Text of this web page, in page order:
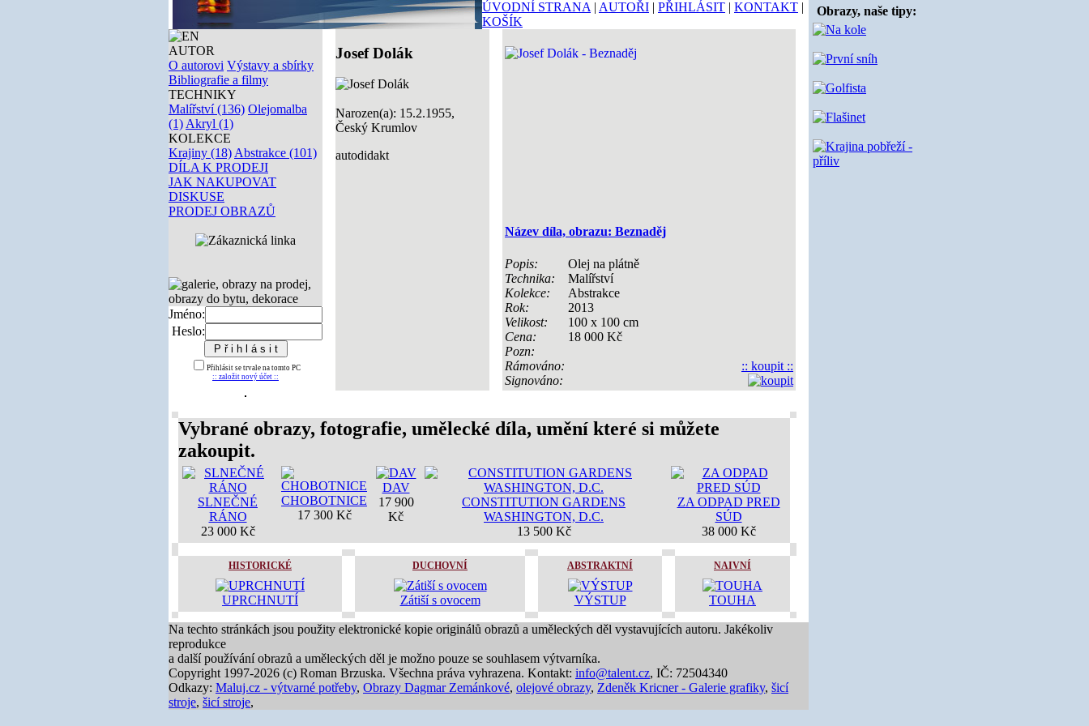
ÚVODNÍ STRANA | AUTOŘI | PŘIHLÁSIT | KONTAKT |
KOŠÍK
AUTOR
O autorovi Výstavy a sbírky
Bibliografie a filmy
TECHNIKY
Malířství (136) Olejomalba
(1) Akryl (1)
KOLEKCE
Krajiny (18) Abstrakce (101)
DÍLA K PRODEJI
JAK NAKUPOVAT
DISKUSE
PRODEJ OBRAZŮ
Jméno:
Heslo:
Přihlásit se trvale na tomto PC
:: založit nový účet ::
Josef Dolák
Narozen(a): 15.2.1955,
Český Krumlov
autodidakt
Název díla, obrazu: Beznaděj
Popis:
Olej na plátně
Technika:
Malířství
Kolekce:
Abstrakce
Rok:
2013
Velikost:
100 x 100 cm
Cena:
18 000 Kč
Pozn:
Rámováno:
Signováno:
:: koupit ::
Vybrané obrazy, fotografie, umělecké díla, umění které si můžete
zakoupit.
SLNEČNÉ
RÁNO
23 000 Kč
CHOBOTNICE
17 300 Kč
DAV
17 900
Kč
CONSTITUTION GARDENS
WASHINGTON, D.C.
13 500 Kč
ZA ODPAD PRED
SÚD
38 000 Kč
HISTORICKÉ
UPRCHNUTÍ
DUCHOVNÍ
Zátiší s ovocem
ABSTRAKTNÍ
VÝSTUP
NAIVNÍ
TOUHA
Na techto stránkách jsou použity elektronické kopie originálů obrazů a uměleckých děl vystavujících autoru. Jakékoliv
reprodukce
a další používání obrazů a uměleckých děl je možno pouze se souhlasem výtvarníka.
Copyright 1997-2026 (c) Roman Brzuska. Všechna práva vyhrazena. Kontakt: info@talent.cz, IČ: 72504340
Odkazy: Maluj.cz - výtvarné potřeby, Obrazy Dagmar Zemánkové, olejové obrazy, Zdeněk Kricner - Galerie grafiky, šicí
stroje, šicí stroje,
Obrazy, naše tipy: